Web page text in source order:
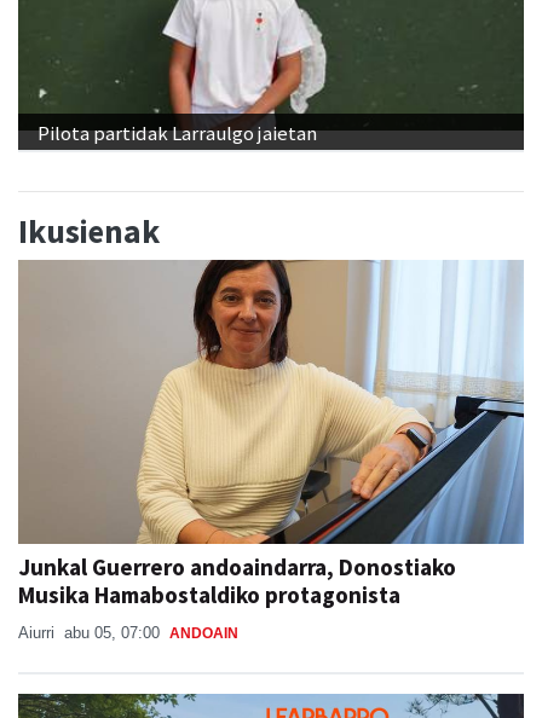
Pilota partidak Larraulgo jaietan
Ikusienak
Junkal Guerrero andoaindarra, Donostiako
Musika Hamabostaldiko protagonista
Aiurri abu 05, 07:00 ANDOAIN